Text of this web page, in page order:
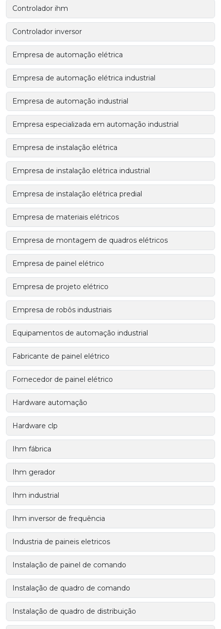
Controlador ihm
Controlador inversor
Empresa de automação elétrica
Empresa de automação elétrica industrial
Empresa de automação industrial
Empresa especializada em automação industrial
Empresa de instalação elétrica
Empresa de instalação elétrica industrial
Empresa de instalação elétrica predial
Empresa de materiais elétricos
Empresa de montagem de quadros elétricos
Empresa de painel elétrico
Empresa de projeto elétrico
Empresa de robôs industriais
Equipamentos de automação industrial
Fabricante de painel elétrico
Fornecedor de painel elétrico
Hardware automação
Hardware clp
Ihm fábrica
Ihm gerador
Ihm industrial
Ihm inversor de frequência
Industria de paineis eletricos
Instalação de painel de comando
Instalação de quadro de comando
Instalação de quadro de distribuição